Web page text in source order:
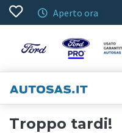
Aperto ora
Troppo tardi!